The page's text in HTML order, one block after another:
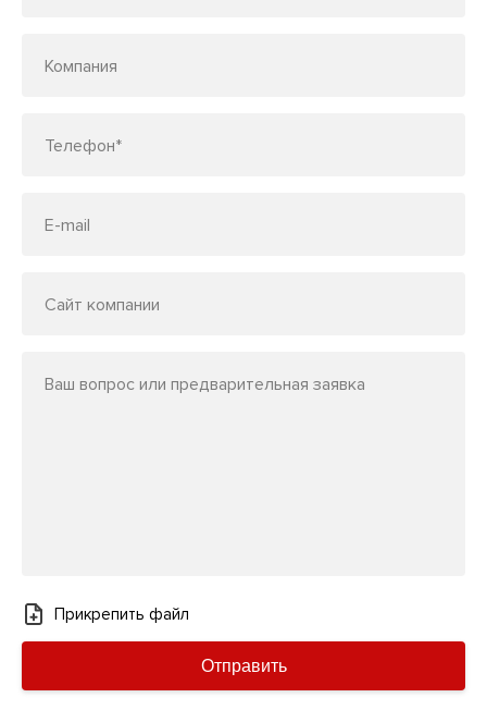
Компания
Телефон*
E-mail
Сайт компании
Ваш вопрос или предварительная заявка
Прикрепить файл
Отправить